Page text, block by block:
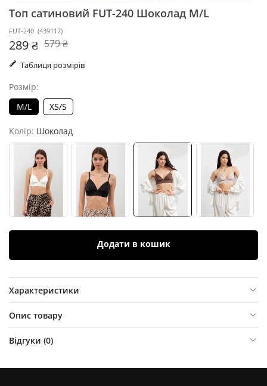
Топ сатиновий FUT-240 Шоколад M/L
FUT-240 (439117)
289 ₴ 579 ₴
Таблиця розмірів
Розмір:
M/L
XS/S
Колір: Шоколад
Додати в кошик
Характеристики
Опис товару
Відгуки (0)